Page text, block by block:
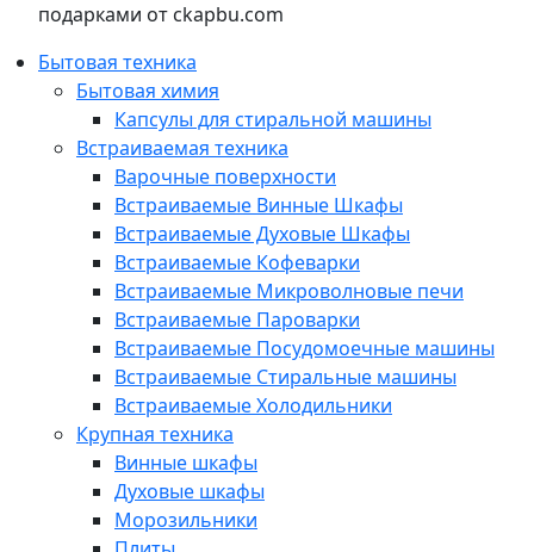
подарками от ckapbu.com
Бытовая техника
Бытовая химия
Капсулы для стиральной машины
Встраиваемая техника
Варочные поверхности
Встраиваемые Винные Шкафы
Встраиваемые Духовые Шкафы
Встраиваемые Кофеварки
Встраиваемые Микроволновые печи
Встраиваемые Пароварки
Встраиваемые Посудомоечные машины
Встраиваемые Стиральные машины
Встраиваемые Холодильники
Крупная техника
Винные шкафы
Духовые шкафы
Морозильники